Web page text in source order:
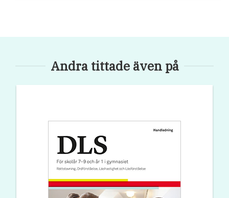
Andra tittade även på